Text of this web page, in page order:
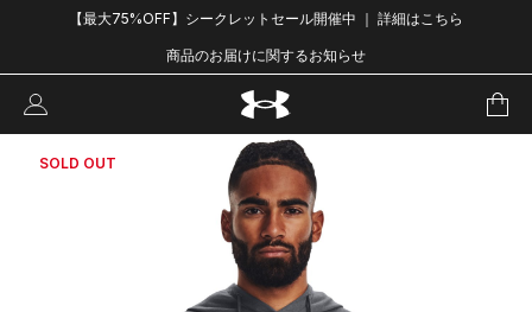
【最大75%OFF】シークレットセール開催中 ｜ 詳細はこちら
商品のお届けに関するお知らせ
SOLD OUT